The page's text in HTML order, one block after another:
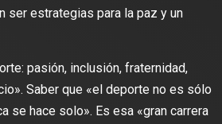
ser estrategias para la paz y un
pasión, inclusión, fraternidad,
Saber que «el deporte no es sólo
se hace solo». Es esa «gran carrera